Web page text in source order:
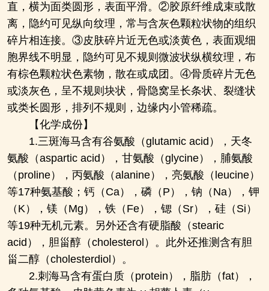
直，横为面类圆形，表面平滑。②胶原纤维成束或散
离，隐约可见纵向纹理，常与含灰色颗粒状物的组织
碎片相连接。③皮肤碎片近无色或淡黄色，表面观细
胞界线不明显，隐约可见不规则微波状纵横纹理，布
有棕色颗粒状色素物，散在或成团。④骨质碎片无色
或淡灰色，呈不规则块状，骨隐窝呈长条状、裂缝状
或类长圆形，排列不规则，边缘内小管稀疏。
【化学成份】
1.三斑海马含有谷氨酸（glutamic acid），天冬
氨酸（aspartic acid），甘氨酸（glycine），脯氨酸
（proline），丙氨酸（alanine），亮氨酸（leucine）
等17种氨基酸；钙（Ca），磷（P），钠（Na），钾
（K），镁（Mg），铁（Fe），锶（Sr），硅（Si）
等19种无机元素。另外还含有硬脂酸（stearic
acid），胆甾醇（cholesterol）。此外还推测含有胆
甾二醇（cholesterdiol）。
2.刺海马含有蛋白质（protein），脂肪（fat），